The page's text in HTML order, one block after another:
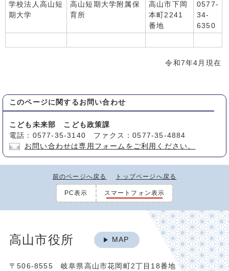
学校法人高山短
期大学
高山短期大学附属保
育所
高山市下岡
本町2241
番地
0577-
34-
6350
令和7年4月現在
このページに関する お問い合わせ
こども未来部 こども政策課
電話：0577-35-3140 ファクス：0577-35-4884
お問い合わせは専用フォームをご利用ください。
前のページへ戻る トップページへ戻る
PC表示 スマートフォン表示
高山市役所 MAP
〒506-8555 岐阜県高山市花岡町2丁目18番地